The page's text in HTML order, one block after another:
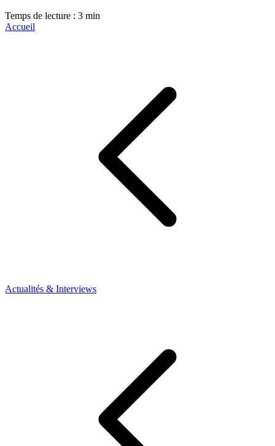
Temps de lecture : 3 min
Accueil
Actualités & Interviews